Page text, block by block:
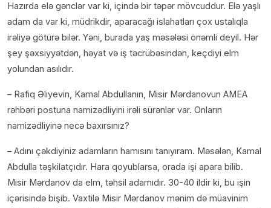
Hazırda elə gənclər var ki, içində bir təpər mövcuddur. Elə yaşlı
adam da var ki, müdrikdir, aparacağı islahatları çox ustalıqla
irəliyə götürə bilər. Yəni, burada yaş məsələsi önəmli deyil. Hər
şey şəxsiyyətdən, həyat və iş təcrübəsindən, keçdiyi elm
yolundan asılıdır.
– Rafiq Əliyevin, Kamal Abdullanın, Misir Mərdanovun AMEA
rəhbəri postuna namizədliyini irəli sürənlər var. Onların
namizədliyinə necə baxırsınız?
– Adını çəkdiyiniz adamların hamısını tanıyıram. Məsələn, Kamal
Abdulla təşkilatçıdır. Hara qoyublarsa, orada işi apara bilib.
Misir Mərdanov da elm, təhsil adamıdır. 30-40 ildir ki, bu işin
içərisində bişib. Vaxtilə Misir Mərdanov mənim də müavinim